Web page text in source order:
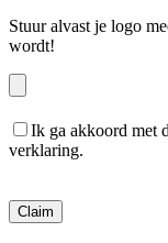
Stuur alvast je logo
wordt!
Ik ga akkoord met
verklaring.